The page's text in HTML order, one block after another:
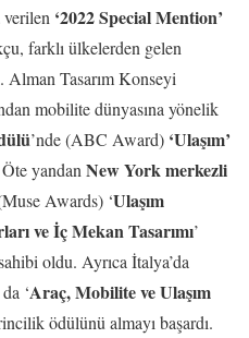
‘2022 Special Mention’
farklı ülkelerden gelen
Alman Tasarım Konseyi
mobilite dünyasına yönelik
’nde (ABC Award) ‘Ulaşım’
yandan New York merkezli
Awards) ‘Ulaşım
ve İç Mekan Tasarımı’
oldu. Ayrıca İtalya’da
‘Araç, Mobilite ve Ulaşım
ödülünü almayı başardı.